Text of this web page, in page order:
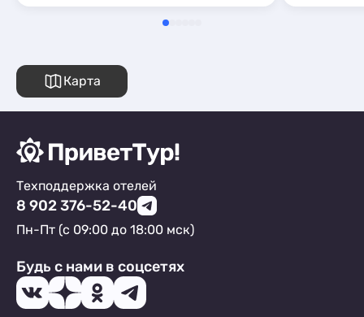
Карта
Техподдержка отелей
8 902 376-52-40
Пн-Пт (с 09:00 до 18:00 мск)
Будь с нами в соцсетях